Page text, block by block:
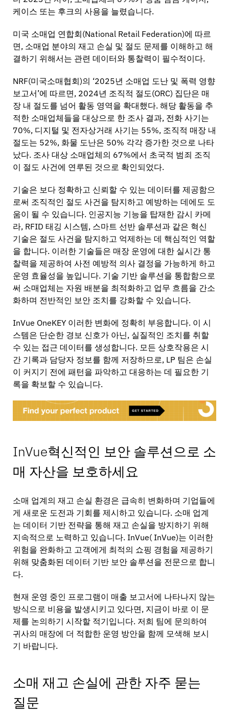
케이스 또는 후크의 사용을 늘렸습니다.
미국 소매업 연합회(National Retail Federation)에 따르
면, 소매업 분야의 재고 손실 및 절도 문제를 이해하고 해
결하기 위해서는 관련 데이터와 통찰력이 필수적이다.
NRF(미국소매협회)의 ‘2025년 소매업 도난 및 폭력 영향
보고서’에 따르면, 2024년 조직적 절도(ORC) 집단은 매
장 내 절도를 넘어 활동 영역을 확대했다. 해당 활동을 추
적한 소매업체들을 대상으로 한 조사 결과, 전화 사기는
70%, 디지털 및 전자상거래 사기는 55%, 조직적 매장 내
절도는 52%, 화물 도난은 50% 각각 증가한 것으로 나타
났다. 조사 대상 소매업체의 67%에서 초국적 범죄 조직
이 절도 사건에 연루된 것으로 확인되었다.
기술은 보다 정확하고 신뢰할 수 있는 데이터를 제공함으
로써 조직적인 절도 사건을 탐지하고 예방하는 데에도 도
움이 될 수 있습니다. 인공지능 기능을 탑재한 감시 카메
라, RFID 태깅 시스템, 스마트 선반 솔루션과 같은 혁신
기술은 절도 사건을 탐지하고 억제하는 데 핵심적인 역할
을 합니다. 이러한 기술들은 매장 운영에 대한 실시간 통
찰력을 제공하여 사전 예방적 의사 결정을 가능하게 하고
운영 효율성을 높입니다. 기술 기반 솔루션을 통합함으로
써 소매업체는 자원 배분을 최적화하고 업무 흐름을 간소
화하며 전반적인 보안 조치를 강화할 수 있습니다.
InVue OneKEY 이러한 변화에 정확히 부응합니다. 이 시
스템은 단순한 경보 신호가 아닌, 실질적인 조치를 취할
수 있는 접근 데이터를 생성합니다. 모든 상호작용은 시
간 기록과 담당자 정보를 함께 저장하므로, LP 팀은 손실
이 커지기 전에 패턴을 파악하고 대응하는 데 필요한 기
록을 확보할 수 있습니다.
InVue혁신적인 보안 솔루션으로 소
매 자산을 보호하세요
소매 업계의 재고 손실 환경은 급속히 변화하며 기업들에
게 새로운 도전과 기회를 제시하고 있습니다. 소매 업계
는 데이터 기반 전략을 통해 재고 손실을 방지하기 위해
지속적으로 노력하고 있습니다. InVue( InVue)는 이러한
위험을 완화하고 고객에게 최적의 쇼핑 경험을 제공하기
위해 맞춤화된 데이터 기반 보안 솔루션을 전문으로 합니
다.
현재 운영 중인 프로그램이 매출 보고서에 나타나지 않는
방식으로 비용을 발생시키고 있다면, 지금이 바로 이 문
제를 논의하기 시작할 적기입니다. 저희 팀에 문의하여
귀사의 매장에 더 적합한 운영 방안을 함께 모색해 보시
기 바랍니다.
소매 재고 손실에 관한 자주 묻는
질문